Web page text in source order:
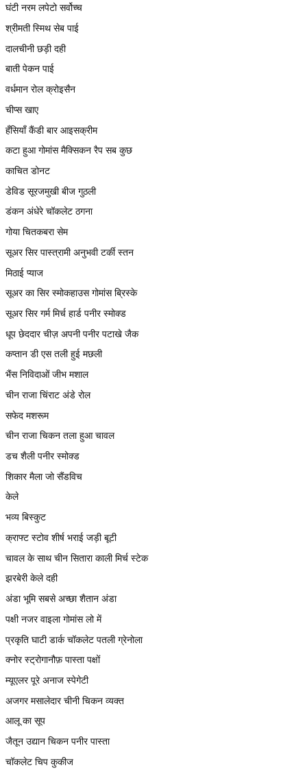
घंटी नरम लपेटो सर्वोच्च
श्रीमती स्मिथ सेब पाई
दालचीनी छड़ी दही
बाती पेकन पाई
वर्धमान रोल क्रोइसैन
चीप्स खाए
हँसियाँ कैंडी बार आइसक्रीम
कटा हुआ गोमांस मैक्सिकन रैप सब कुछ
काचित डोनट
डेविड सूरजमुखी बीज गुठली
डंकन अंधेरे चॉकलेट ठगना
गोया चितकबरा सेम
सूअर सिर पास्त्रामी अनुभवी टर्की स्तन
मिठाई प्याज
सूअर का सिर स्मोकहाउस गोमांस ब्रिस्के
सूअर सिर गर्म मिर्च हार्ड पनीर स्मोक्ड
धूप छेददार चीज़ अपनी पनीर पटाखे जैक
कप्तान डी एस तली हुई मछली
भैंस निविदाओं जीभ मशाल
चीन राजा चिंराट अंडे रोल
सफेद मशरूम
चीन राजा चिकन तला हुआ चावल
डच शैली पनीर स्मोक्ड
शिकार मैला जो सैंडविच
केले
भव्य बिस्कुट
क्राफ्ट स्टोव शीर्ष भराई जड़ी बूटी
चावल के साथ चीन सितारा काली मिर्च स्टेक
झरबेरी केले दही
अंडा भूमि सबसे अच्छा शैतान अंडा
पक्षी नजर वाइला गोमांस लो में
प्रकृति घाटी डार्क चॉकलेट पतली ग्रेनोला
क्नोर स्ट्रोगानौफ़ पास्ता पक्षों
म्यूएलर पूरे अनाज स्पेगेटी
अजगर मसालेदार चीनी चिकन व्यक्त
आलू का सूप
जैतून उद्यान चिकन पनीर पास्ता
चॉकलेट चिप कुकीज